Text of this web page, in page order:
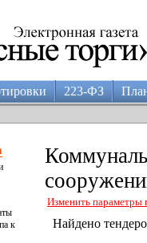
223-ФЗ
к
Изменить параметры
Найдено